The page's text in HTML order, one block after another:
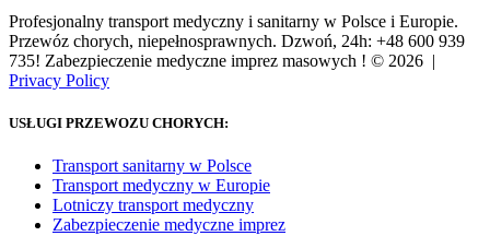
Profesjonalny transport medyczny i sanitarny w Polsce i Europie.
Przewóz chorych, niepełnosprawnych. Dzwoń, 24h: +48 600 939
735! Zabezpieczenie medyczne imprez masowych ! © 2026 |
Privacy Policy
USŁUGI PRZEWOZU CHORYCH:
Transport sanitarny w Polsce
Transport medyczny w Europie
Lotniczy transport medyczny
Zabezpieczenie medyczne imprez